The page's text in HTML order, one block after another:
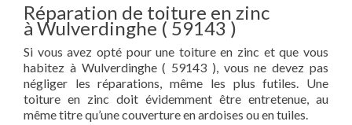
Réparation de toiture en zinc
à Wulverdinghe ( 59143 )
Si vous avez opté pour une toiture en zinc et que vous
habitez à Wulverdinghe ( 59143 ), vous ne devez pas
négliger les réparations, même les plus futiles. Une
toiture en zinc doit évidemment être entretenue, au
même titre qu’une couverture en ardoises ou en tuiles.